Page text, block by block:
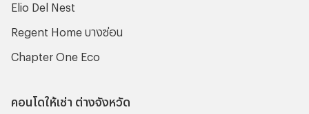
Elio Del Nest
Regent Home บางซ่อน
Chapter One Eco
คอนโดให้เช่า ต่างจังหวัด